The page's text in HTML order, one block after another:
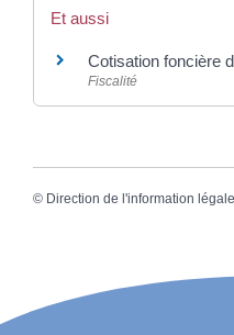
Et aussi
Cotisation foncière
Fiscalité
© Direction de l'information